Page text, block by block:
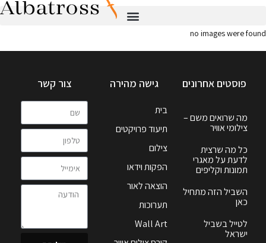
no images were found
פוסטים אחרונים
מה שרואים משם –
צילומי אוויר
כל מה שרצית
לדעת על מאגרי
תמונות וקליפים
השביל הזה מתחיל
כאן
לטייל בשביל
ישראל
גישה מהירה
בית
תיעוד פרויקטים
צילום
הפקות וידאו
הוצאה לאור
תערוכות
Wall Art
צור קשר